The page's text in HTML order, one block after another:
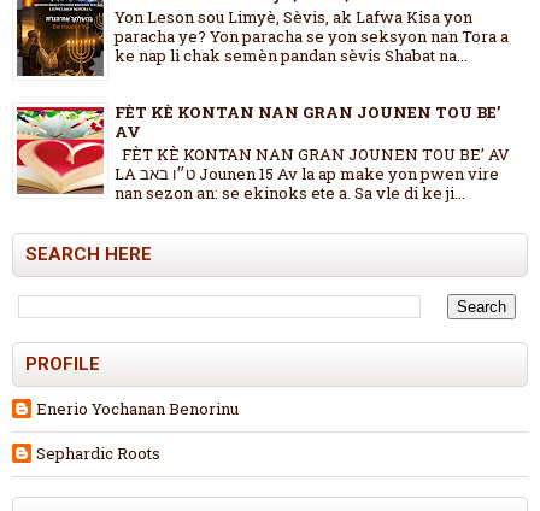
Yon Leson sou Limyè, Sèvis, ak Lafwa Kisa yon
paracha ye? Yon paracha se yon seksyon nan Tora a
ke nap li chak semèn pandan sèvis Shabat na...
FÈT KÈ KONTAN NAN GRAN JOUNEN TOU BE’
AV
FÈT KÈ KONTAN NAN GRAN JOUNEN TOU BE’ AV
LA ט״ו באב Jounen 15 Av la ap make yon pwen vire
nan sezon an: se ekinoks ete a. Sa vle di ke ji...
SEARCH HERE
PROFILE
Enerio Yochanan Benorinu
Sephardic Roots